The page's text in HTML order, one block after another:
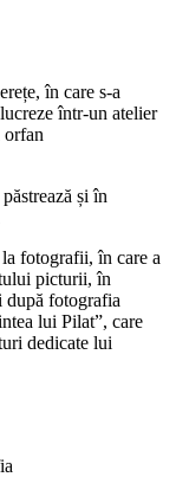
în care s-a
într-un atelier
orfan
și în
fotografii, în care a
picturii, în
după fotografia
lui Pilat”, care
dedicate lui